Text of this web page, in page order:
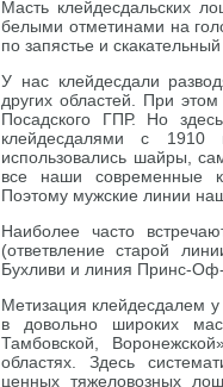
Масть клейдесдальских
белыми отметинами на
по запястье и скакательный
У нас клейдесдали
других областей. При
Посадского ГПР. Но
клейдесдалями с 1910
использовались шайры,
все наши современные
Поэтому мужские линии
Наиболее часто
(ответвление старой
Бухливи и линия Принс-
Метизация клейдесдалем
в довольно широких
Тамбовской,
областях. Здесь
ценных тяжеловозных